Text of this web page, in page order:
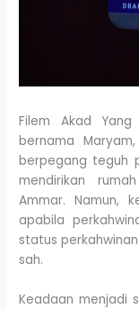
Filem Akad
bernama
berpegang teguh
mendirikan
Ammar. Namun,
apabila
status
sah.
Keadaan menjadi